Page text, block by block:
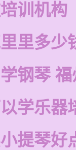
训机构
里多少
钢琴
学乐器
提琴好